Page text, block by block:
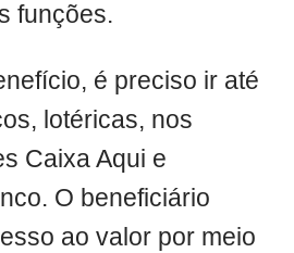
funções.
é preciso ir até
lotéricas, nos
Caixa Aqui e
O beneficiário
ao valor por meio